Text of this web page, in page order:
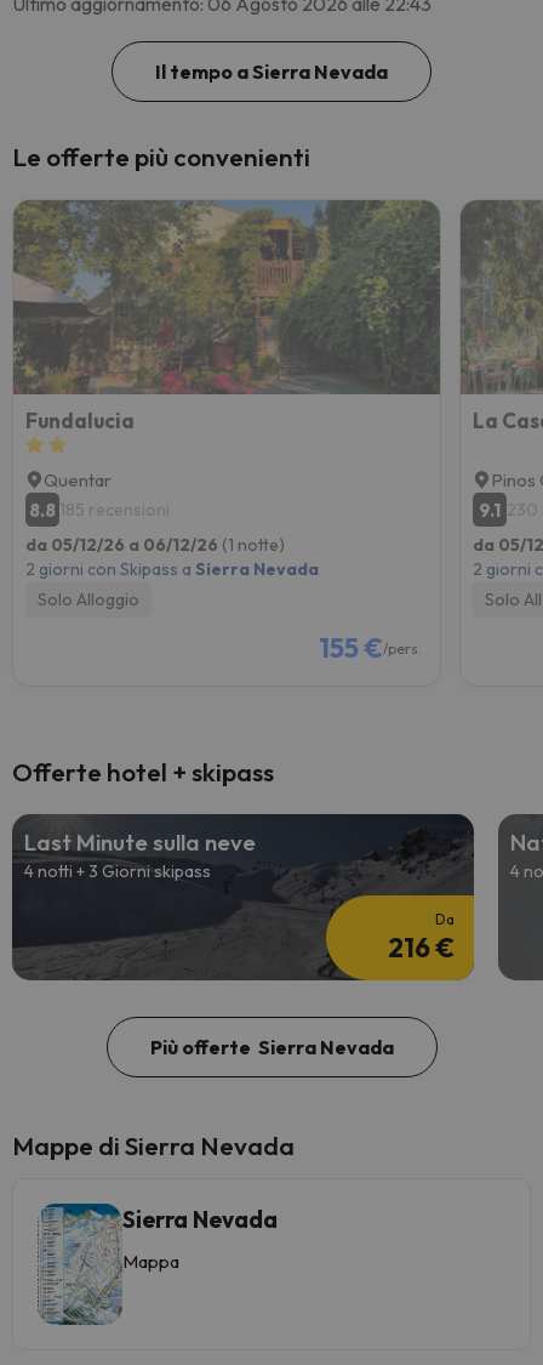
Il tempo a Sierra Nevada
Le offerte più convenienti
Fundalucia
Quentar
8.8 185 recensioni
da 05/12/26 a 06/12/26 (1 notte)
2 giorni con Skipass a Sierra Nevada
Solo Alloggio
155 €/pers.
La
Pinos
9.1 230
da 05/
2 giorni
Solo
Offerte hotel + skipass
Last Minute sulla neve
4 notti + 3 Giorni skipass
Da
216 €
4
Più offerte Sierra Nevada
Mappe di Sierra Nevada
Sierra Nevada
Mappa